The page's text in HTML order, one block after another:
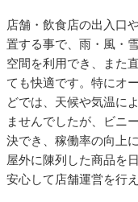
店舗・飲食店の出入口
置する事で、雨・風・
空間を利用でき、また
ても快適です。特にオ
どでは、天候や気温に
ませんでしたが、ビニ
決でき、稼働率の向上
屋外に陳列した商品を
安心して店舗運営を行え